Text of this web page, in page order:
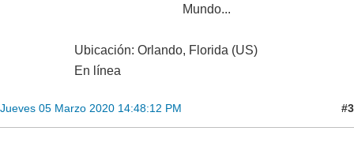
Mundo...
Ubicación: Orlando, Florida (US)
En línea
Jueves 05 Marzo 2020 14:48:12 PM #3